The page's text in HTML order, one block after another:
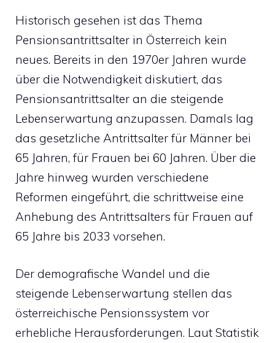
Historisch gesehen ist das Thema
Pensionsantrittsalter in Österreich kein
neues. Bereits in den 1970er Jahren wurde
über die Notwendigkeit diskutiert, das
Pensionsantrittsalter an die steigende
Lebenserwartung anzupassen. Damals lag
das gesetzliche Antrittsalter für Männer bei
65 Jahren, für Frauen bei 60 Jahren. Über die
Jahre hinweg wurden verschiedene
Reformen eingeführt, die schrittweise eine
Anhebung des Antrittsalters für Frauen auf
65 Jahre bis 2033 vorsehen.
Der demografische Wandel und die
steigende Lebenserwartung stellen das
österreichische Pensionssystem vor
erhebliche Herausforderungen. Laut Statistik